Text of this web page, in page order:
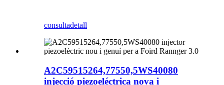
consultadetall
A2C59515264,77550,5WS40080
injecció piezoeléctrica nova i